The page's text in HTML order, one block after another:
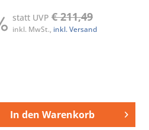
statt UVP € 211,49
inkl. MwSt., inkl. Versand
In den Warenkorb